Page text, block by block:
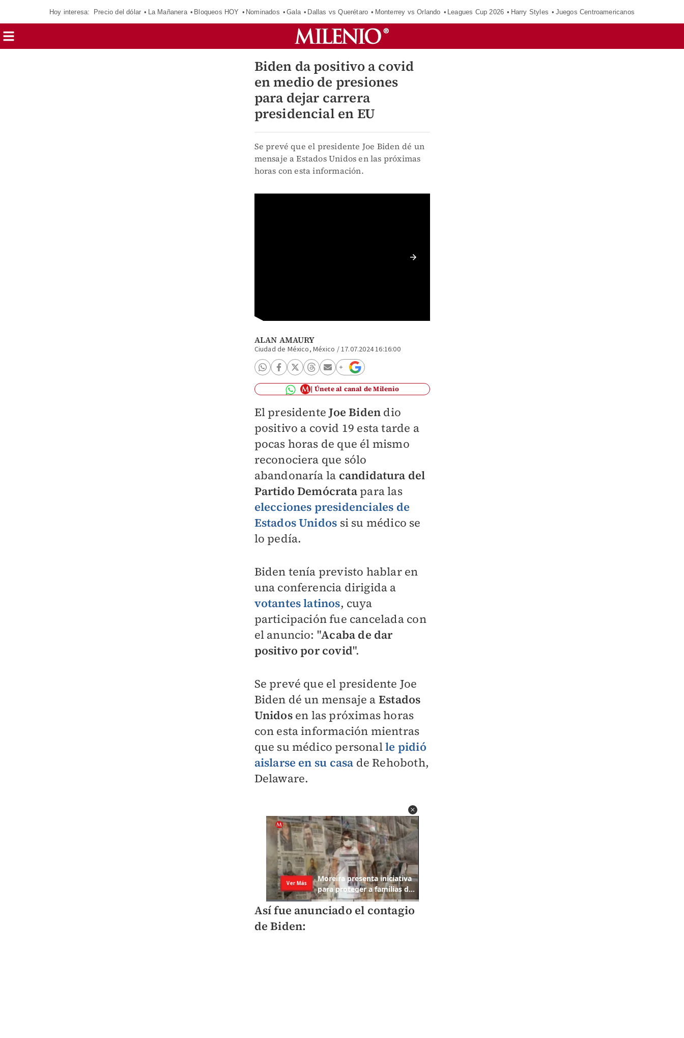
Hoy interesa: Precio del dólar La Mañanera Bloqueos HOY Nominados Gala Dallas vs Querétaro Monterrey vs Orlando Leagues Cup 2026 Harry Styles Juegos Centroamericanos
Biden da positivo a covid
en medio de presiones
para dejar carrera
presidencial en EU
Se prevé que el presidente Joe Biden dé un
mensaje a Estados Unidos en las próximas
horas con esta información.
ALAN AMAURY
Ciudad de México, México /17.07.2024 16:16:00
Únete al canal de Milenio
El presidenteJoe Biden dio
positivo a covid 19 esta tarde a
pocas horas de que él mismo
reconociera que sólo
abandonaría la candidatura del
Partido Demócratapara las
elecciones presidenciales de
Estados Unidos si su médico se
lo pedía.
Biden tenía previsto hablar en
una conferencia dirigida a
votantes latinos, cuya
participación fue cancelada con
el anuncio: "Acaba de dar
positivo por covid".
Se prevé que el presidente Joe
Biden dé un mensaje a Estados
Unidosen las próximas horas
con esta información mientras
que su médico personalle pidió
aislarse en su casa de Rehoboth,
Delaware.
Así fue anunciado el contagio
de Biden: